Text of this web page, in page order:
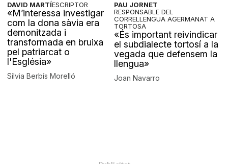
DAVID MARTÍESCRIPTOR
«M’interessa investigar
com la dona sàvia era
demonitzada i
transformada en bruixa
pel patriarcat o
l'Església»
Sílvia Berbís Morelló
PAU JORNET
RESPONSABLE DEL
CORRELLENGUA AGERMANAT A
TORTOSA
«És important reivindicar
el subdialecte tortosí a la
vegada que defensem la
llengua»
Joan Navarro